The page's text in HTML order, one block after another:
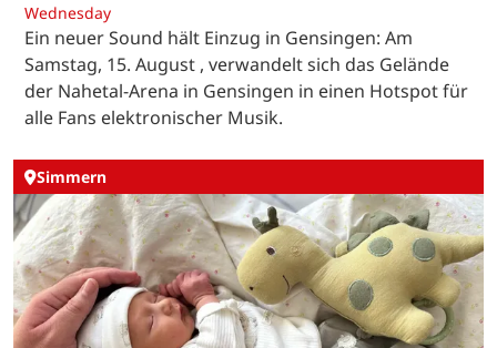
Wednesday
Ein neuer Sound hält Einzug in Gensingen: Am
Samstag, 15. August , verwandelt sich das Gelände
der Nahetal-Arena in Gensingen in einen Hotspot für
alle Fans elektronischer Musik.
Simmern